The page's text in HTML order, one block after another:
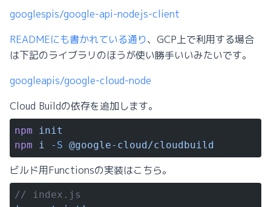
googlespis/google-api-nodejs-client
READMEにも書かれている通り、GCP上で利用する場合
は下記のライブラリのほうが使い勝手いいみたいです。
googleapis/google-cloud-node
Cloud Buildの依存を追加します。
npm init
npm i -S @google-cloud/cloudbuild
ビルド用Functionsの実装はこちら。
// index.js